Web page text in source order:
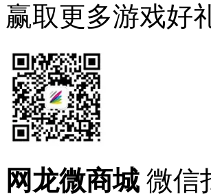
赢取更多游戏好
网龙微商城 微信